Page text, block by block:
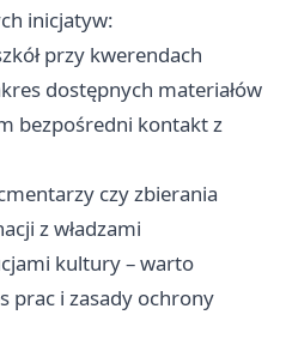
inicjatyw:
przy kwerendach
dostępnych materiałów
bezpośredni kontakt z
czy zbierania
z władzami
kultury – warto
prac i zasady ochrony